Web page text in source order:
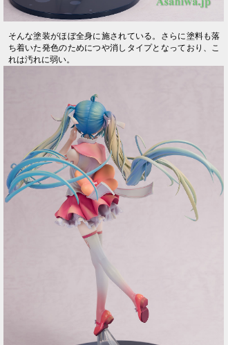
そんな塗装がほぼ全身に施されている。さらに塗料も落
ち着いた発色のためにつや消しタイプとなっており、こ
れは汚れに弱い。